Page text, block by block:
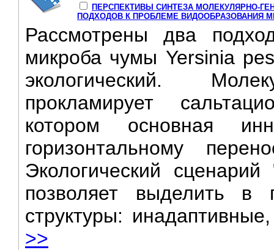
ПЕРСПЕКТИВЫ СИНТЕЗА МОЛЕКУЛЯРНО-
ПОДХОДОВ К ПРОБЛЕМЕ ВИДООБРАЗОВАНИЯ
Рассмотрены два
микроба чумы Yersinia
экологический.
прокламирует
котором основная
горизонтальному
Экологический сценарий
позволяет выделить в
структуры:
>>